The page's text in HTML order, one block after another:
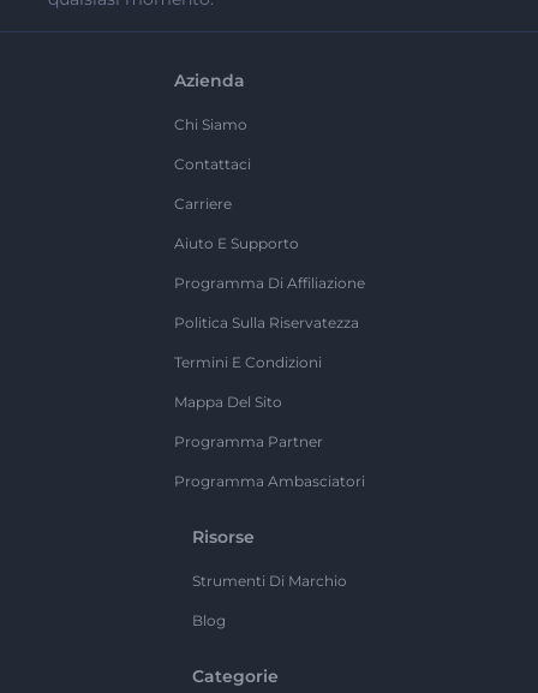
Azienda
Chi Siamo
Contattaci
Carriere
Aiuto E Supporto
Programma Di Affiliazione
Politica Sulla Riservatezza
Termini E Condizioni
Mappa Del Sito
Programma Partner
Programma Ambasciatori
Risorse
Strumenti Di Marchio
Blog
Categorie